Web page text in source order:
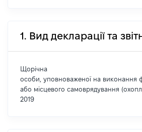
1. Вид декларації та
Щорічна
особи, уповноваженої на виконання
або місцевого самоврядування
2019